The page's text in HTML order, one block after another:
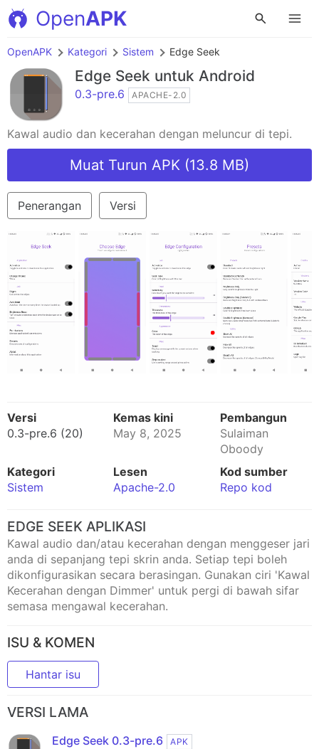
OpenAPK
OpenAPK Kategori Sistem Edge Seek
Edge Seek untuk Android
0.3-pre.6 APACHE-2.0
Kawal audio dan kecerahan dengan meluncur di tepi.
Muat Turun APK (13.8 MB)
Penerangan Versi
Versi
0.3-pre.6 (20)
Kemas kini
May 8, 2025
Pembangun
Sulaiman
Oboody
Kategori
Sistem
Lesen
Apache-2.0
Kod sumber
Repo kod
EDGE SEEK APLIKASI
Kawal audio dan/atau kecerahan dengan menggeser jari
anda di sepanjang tepi skrin anda. Setiap tepi boleh
dikonfigurasikan secara berasingan. Gunakan ciri 'Kawal
Kecerahan dengan Dimmer' untuk pergi di bawah sifar
semasa mengawal kecerahan.
ISU & KOMEN
Hantar isu
VERSI LAMA
Edge Seek 0.3-pre.6
APK